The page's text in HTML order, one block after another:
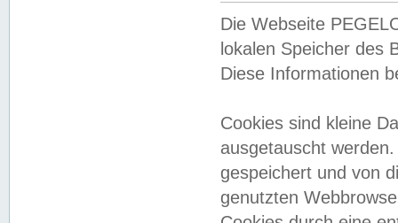
Die Webseite
lokalen Speicher des
Diese Informationen
Cookies sind kleine
ausgetauscht
gespeichert und von
genutzten